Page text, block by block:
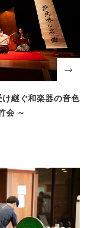
継ぐ和楽器の音色
会 ～